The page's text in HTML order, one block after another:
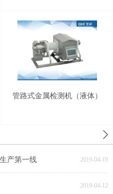
管路式金属检测机（液体）
产第一线 2019-04-19
2019-04-12